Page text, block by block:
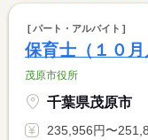
パート・アルバイト
保育士（１０月
茂原市役所
千葉県茂原市
235,956円〜251,856円 ※フルタイム